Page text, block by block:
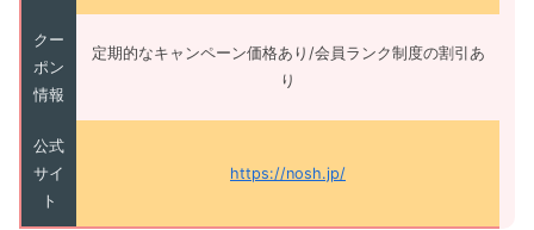
クー
ポン
情報
定期的なキャンペーン価格あり/会員ランク制度の割引あ
り
公式
サイ
ト
https://nosh.jp/